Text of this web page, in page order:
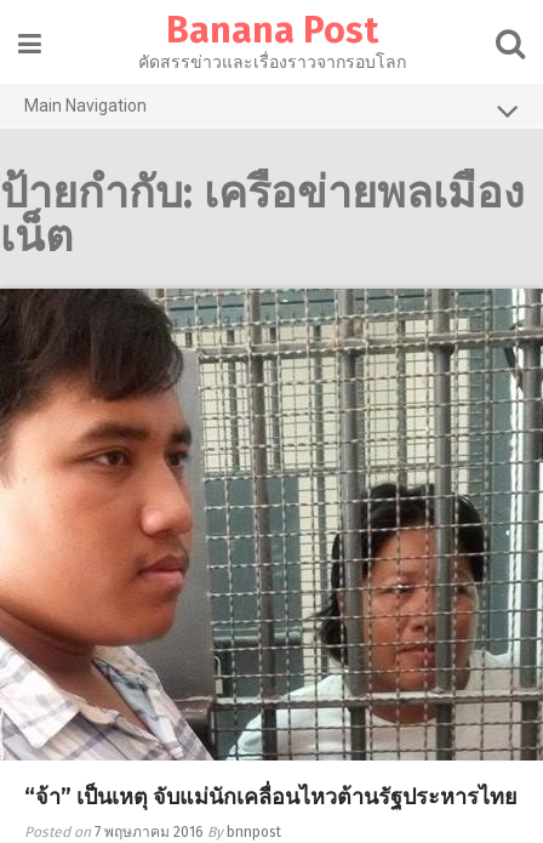
content
Banana Post
คัดสรรข่าวและเรื่องราวจากรอบโลก
Main Navigation
เศรษฐกิจ
ไลฟ์สไตล์
วัฒนธรรม
เทคโนโลยี
บานาน่ารีวิว
ป้ายกำกับ: เครือข่ายพลเมือง
เน็ต
“จ้า” เป็นเหตุ จับแม่นักเคลื่อนไหวต้านรัฐประหารไทย
Posted on 7 พฤษภาคม 2016 By bnnpost